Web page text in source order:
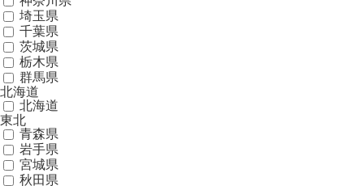
埼玉県
千葉県
茨城県
栃木県
群馬県
北海道
北海道
東北
青森県
岩手県
宮城県
秋田県